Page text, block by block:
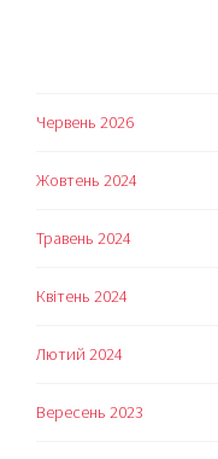
Червень 2026
Жовтень 2024
Травень 2024
Квітень 2024
Лютий 2024
Вересень 2023